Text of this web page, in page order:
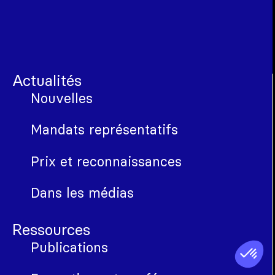
Actualités
Nouvelles
Mandats représentatifs
Prix et reconnaissances
Dans les médias
Ressources
Publications